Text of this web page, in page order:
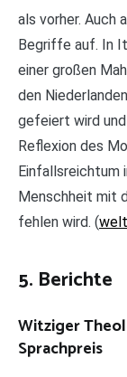
als vorher. Auch
Begriffe auf. In
einer großen
den
gefeiert wird und
Reflexion des
Einfallsreichtum
Menschheit mit
fehlen wird. (
5. Berichte
Witziger
Sprachpreis